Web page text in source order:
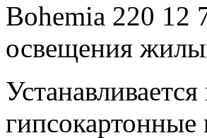
Bohemia 220 12
освещения